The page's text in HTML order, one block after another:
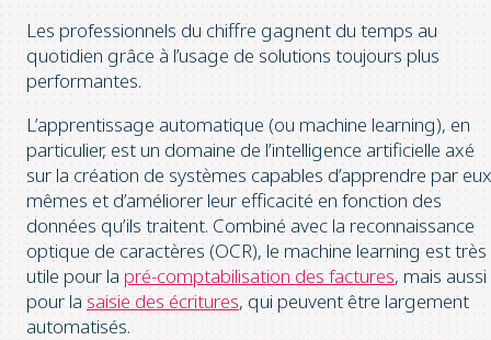
Les professionnels du chiffre gagnent du temps au
quotidien grâce à l’usage de solutions toujours plus
performantes.
L’apprentissage automatique (ou machine learning), en
particulier, est un domaine de l’intelligence artificielle axé
sur la création de systèmes capables d’apprendre par
mêmes et d’améliorer leur efficacité en fonction des
données qu’ils traitent. Combiné avec la reconnaissance
optique de caractères (OCR), le machine learning est très
utile pour la pré-comptabilisation des factures, mais aussi
pour la saisie des écritures, qui peuvent être largement
automatisés.